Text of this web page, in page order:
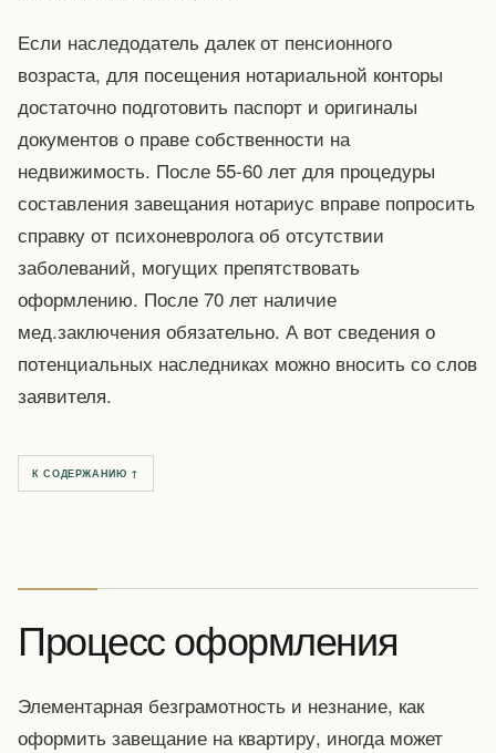
Если наследодатель далек от пенсионного
возраста, для посещения нотариальной конторы
достаточно подготовить паспорт и оригиналы
документов о праве собственности на
недвижимость. После 55-60 лет для процедуры
составления завещания нотариус вправе попросить
справку от психоневролога об отсутствии
заболеваний, могущих препятствовать
оформлению. После 70 лет наличие
мед.заключения обязательно. А вот сведения о
потенциальных наследниках можно вносить со слов
заявителя.
К СОДЕРЖАНИЮ ↑
Процесс оформления
Элементарная безграмотность и незнание, как
оформить завещание на квартиру, иногда может